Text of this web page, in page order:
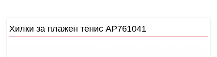
Хилки за плажен тенис AP761041